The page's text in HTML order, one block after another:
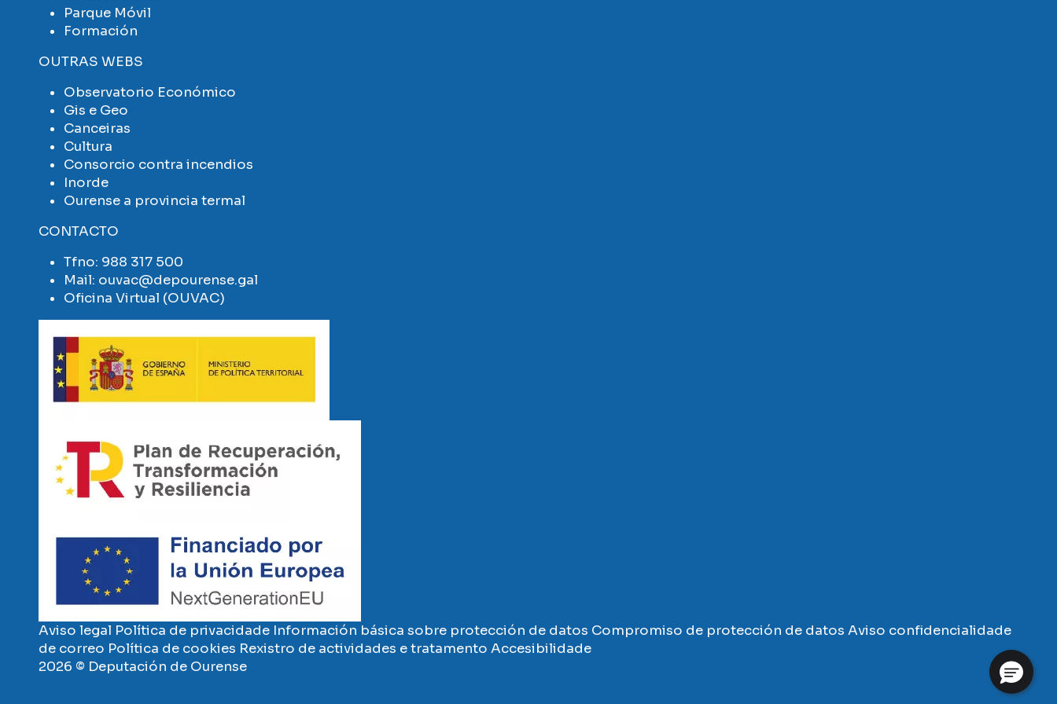
Parque Móvil
Formación
OUTRAS WEBS
Observatorio Económico
Gis e Geo
Canceiras
Cultura
Consorcio contra incendios
Inorde
Ourense a provincia termal
CONTACTO
Tfno: 988 317 500
Mail: ouvac@depourense.gal
Oficina Virtual (OUVAC)
Aviso legal Política de privacidade Información básica sobre protección de datos Compromiso de protección de datos Aviso confidencialidade
de correo Política de cookies Rexistro de actividades e tratamento Accesibilidade
2026 © Deputación de Ourense